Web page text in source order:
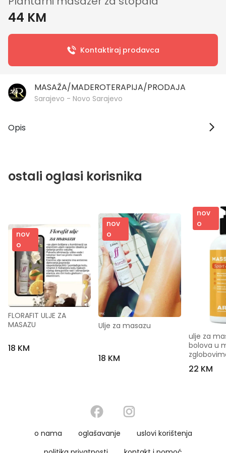
44 KM
Kontaktiraj prodavca
MASAŽA/MADEROTERAPIJA/PRODAJA
Sarajevo - Novo Sarajevo
Opis
ostali oglasi korisnika
nov
o
FLORAFIT ULJE ZA
MASAZU
18 KM
nov
o
Ulje za masazu
18 KM
nov
o
ulje za
bolova u
22 KM
o nama oglašavanje
uslovi korištenja